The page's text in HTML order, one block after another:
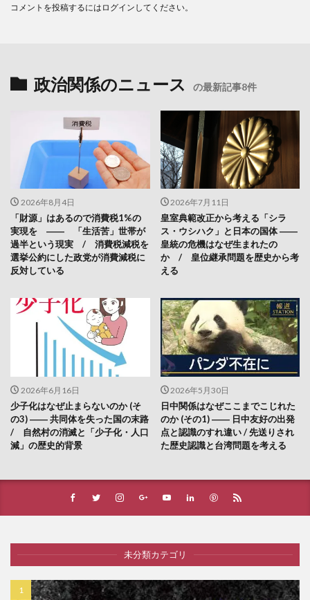
コメントを投稿するには ログイン してください。
政治関係のニュース の最新記事8件
2026年8月4日
「財源」はあるので消費税1%の
実現を ―― 「生活苦」世帯が
過半という現実 / 消費税減税を
選挙公約にした政党が消費減税に
反対している
2026年7月11日
皇室典範改正から考える「シラ
ス・ウシハク」と日本の国体 ――
皇統の危機はなぜ生まれたの
か / 皇位継承問題を歴史から考
える
2026年6月16日
少子化はなぜ止まらないのか (そ
の3) ―― 共同体を失った国の末路
/ 自然村の消滅と「少子化・人口
減」の歴史的背景
2026年5月30日
日中関係はなぜここまでこじれた
のか (その1) ―― 日中友好の出発
点と認識のすれ違い / 先送りされ
た歴史認識と台湾問題を考える
未分類カテゴリ